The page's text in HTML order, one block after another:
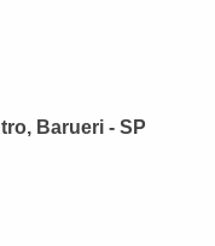
Barueri - SP